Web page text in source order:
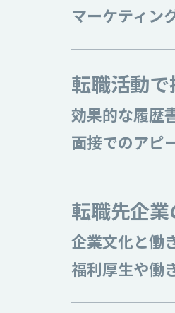
マーケティン
転職活動
効果的な履歴
面接でのアピ
転職先企
企業文化と働
福利厚生や働